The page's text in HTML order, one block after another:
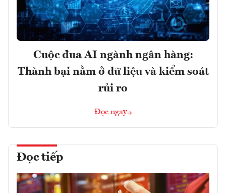
Cuộc đua AI ngành ngân hàng:
Thành bại nằm ở dữ liệu và kiểm soát
rủi ro
Đọc ngay
Đọc tiếp